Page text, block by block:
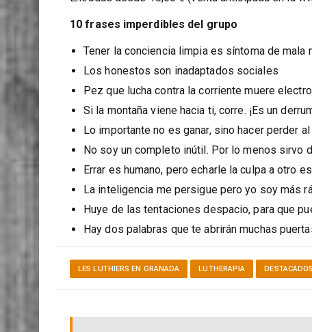
10 frases imperdibles del grupo
Tener la conciencia limpia es síntoma de mala
Los honestos son inadaptados sociales
Pez que lucha contra la corriente muere
Si la montaña viene hacia ti, corre. ¡Es un
Lo importante no es ganar, sino hacer perder
No soy un completo inútil. Por lo menos sirvo
Errar es humano, pero echarle la culpa a otro
La inteligencia me persigue pero yo soy más
Huye de las tentaciones despacio, para que
Hay dos palabras que te abrirán muchas
LES LUTHIERS EN GRANADA LUTHERAPIA DESTACADOS